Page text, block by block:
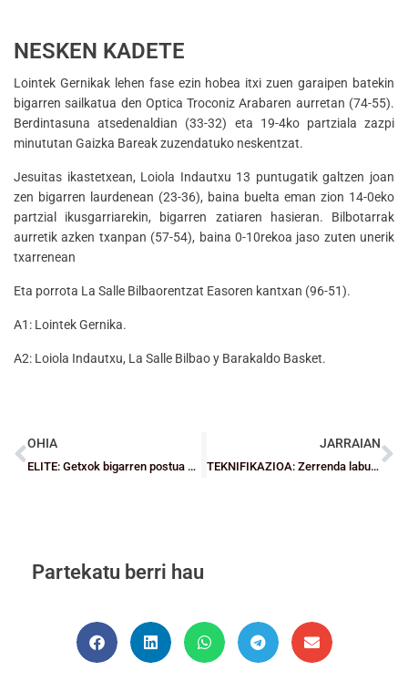
NESKEN KADETE
Lointek Gernikak lehen fase ezin hobea itxi zuen garaipen batekin
bigarren sailkatua den Optica Troconiz Arabaren aurretan (74-55).
Berdintasuna atsedenaldian (33-32) eta 19-4ko partziala zazpi
minututan Gaizka Bareak zuzendatuko neskentzat.
Jesuitas ikastetxean, Loiola Indautxu 13 puntugatik galtzen joan
zen bigarren laurdenean (23-36), baina buelta eman zion 14-0eko
partzial ikusgarriarekin, bigarren zatiaren hasieran. Bilbotarrak
aurretik azken txanpan (57-54), baina 0-10rekoa jaso zuten unerik
txarrenean
Eta porrota La Salle Bilbaorentzat Easoren kantxan (96-51).
A1: Lointek Gernika.
A2: Loiola Indautxu, La Salle Bilbao y Barakaldo Basket.
OHIA
ELITE: Getxok bigarren postua harrapatu du La Casillan
JARRAIAN
TEKNIFIKAZIOA: Zerrenda laburragoak
Partekatu berri hau